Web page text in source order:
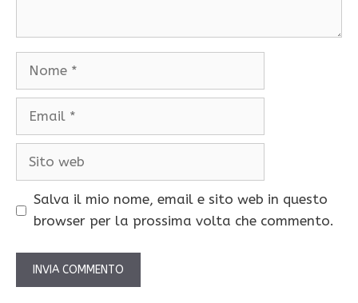
Nome
Email
Sito
Salva il mio nome, email e sito web in questo
browser per la prossima volta che commento.